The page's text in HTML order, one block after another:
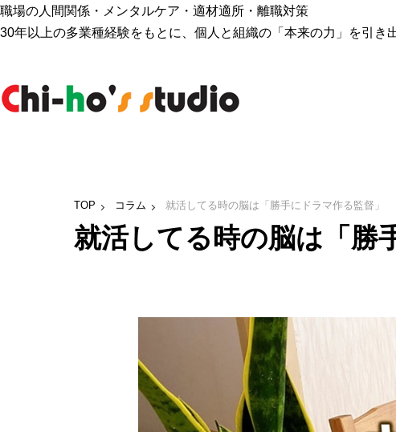
職場の人間関係・メンタルケア・適材適所・離職対策
30年以上の多業種経験をもとに、個人と組織の「本来の力」を引き
TOP コラム 就活してる時の脳は「勝手にドラマ作る監督」
就活してる時の脳は「勝